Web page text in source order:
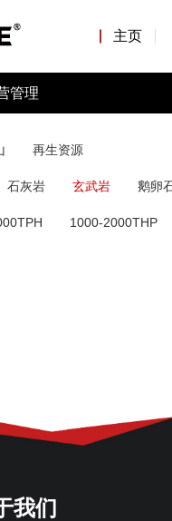
主页
管理
再生资源
石灰岩 玄武岩 鹅卵
1000-2000THP
我们